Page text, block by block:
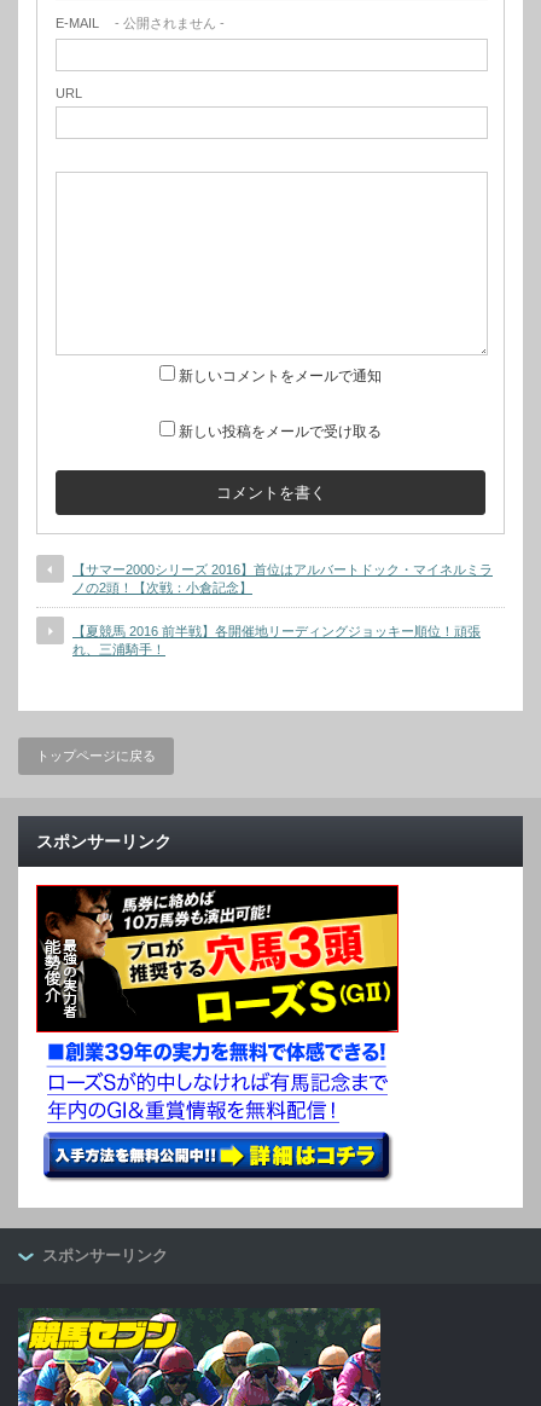
E-MAIL - 公開されません -
URL
新しいコメントをメールで通知
新しい投稿をメールで受け取る
【サマー2000シリーズ 2016】首位はアルバートドック・マイネルミラ
ノの2頭！【次戦：小倉記念】
【夏競馬 2016 前半戦】各開催地リーディングジョッキー順位！頑張
れ、三浦騎手！
トップページに戻る
スポンサーリンク
スポンサーリンク